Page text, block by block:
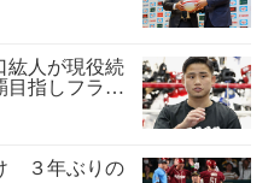
紘人が現役続
指しフライ
３年ぶりの